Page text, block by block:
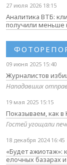
27 июля 2026 18:15
Аналитика ВТБ:
получили меньше
09 июня 2025 15:40
Журналистов
Нападавших
19 мая 2025 15:15
Показываем, как
Гостей угощали
18 декабря 2024 16:45
«Будет ажиотаж»:
елочных базарах